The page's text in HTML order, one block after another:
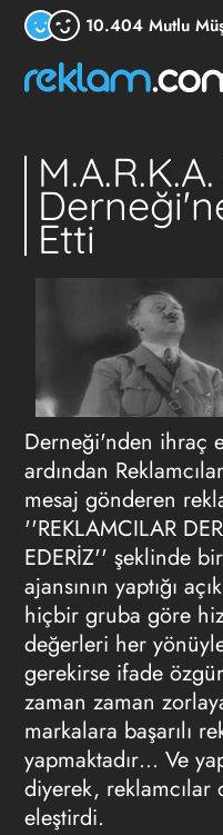
10.404 Mutlu
Etti
Derneği'nden ihraç
ardından
mesaj gönderen
''REKLAMCILAR
EDERİZ'' şeklinde bir
ajansının yaptığı
hiçbir gruba göre
değerleri her
gerekirse ifade
zaman zaman
markalara başarılı
yapmaktadır… Ve
diyerek, reklamcılar
eleştirdi.